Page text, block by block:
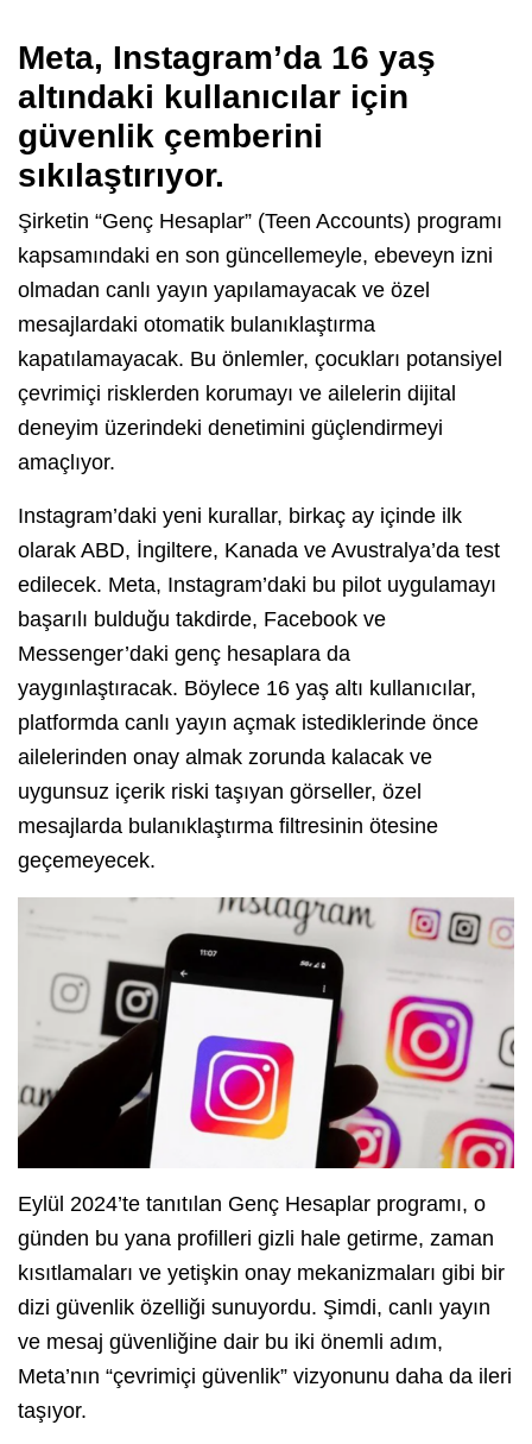
Meta, Instagram’da 16 yaş
altındaki kullanıcılar için
güvenlik çemberini
sıkılaştırıyor.
Şirketin “Genç Hesaplar” (Teen Accounts) programı
kapsamındaki en son güncellemeyle, ebeveyn izni
olmadan canlı yayın yapılamayacak ve özel
mesajlardaki otomatik bulanıklaştırma
kapatılamayacak. Bu önlemler, çocukları potansiyel
çevrimiçi risklerden korumayı ve ailelerin dijital
deneyim üzerindeki denetimini güçlendirmeyi
amaçlıyor.
Instagram’daki yeni kurallar, birkaç ay içinde ilk
olarak ABD, İngiltere, Kanada ve Avustralya’da test
edilecek. Meta, Instagram’daki bu pilot uygulamayı
başarılı bulduğu takdirde, Facebook ve
Messenger’daki genç hesaplara da
yaygınlaştıracak. Böylece 16 yaş altı kullanıcılar,
platformda canlı yayın açmak istediklerinde önce
ailelerinden onay almak zorunda kalacak ve
uygunsuz içerik riski taşıyan görseller, özel
mesajlarda bulanıklaştırma filtresinin ötesine
geçemeyecek.
Eylül 2024’te tanıtılan Genç Hesaplar programı, o
günden bu yana profilleri gizli hale getirme, zaman
kısıtlamaları ve yetişkin onay mekanizmaları gibi bir
dizi güvenlik özelliği sunuyordu. Şimdi, canlı yayın
ve mesaj güvenliğine dair bu iki önemli adım,
Meta’nın “çevrimiçi güvenlik” vizyonunu daha da ileri
taşıyor.